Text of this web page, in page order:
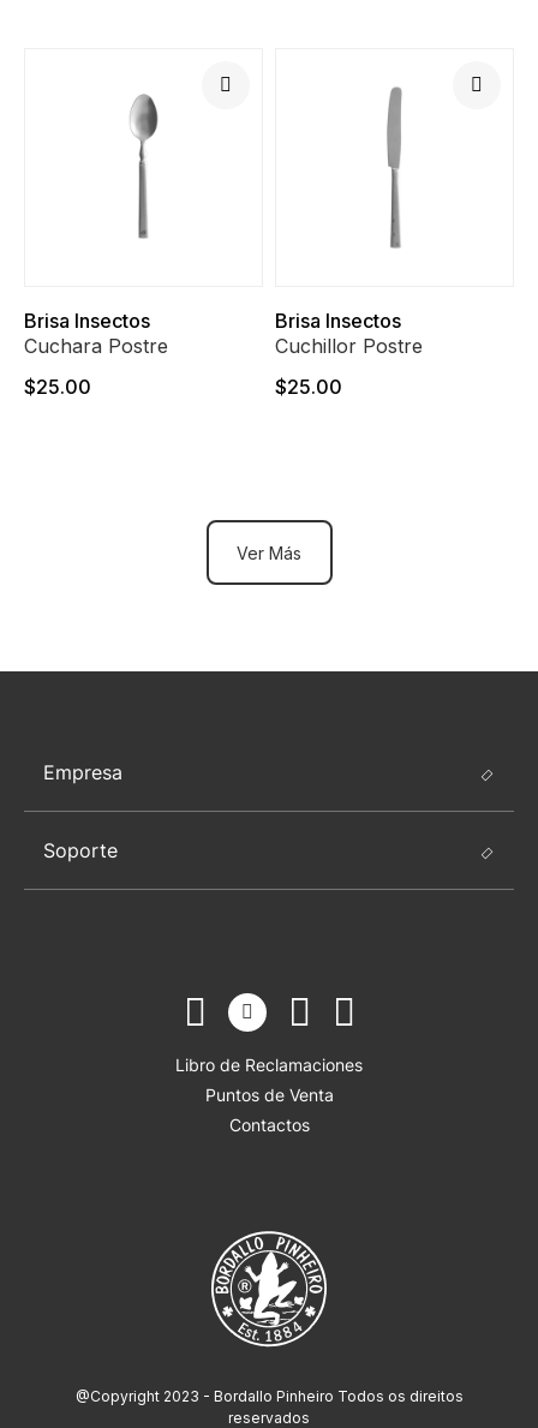
Brisa Insectos
Cuchara Postre
$25.00
Brisa Insectos
Cuchillor Postre
$25.00
Ver Más
Empresa
Soporte
Libro de Reclamaciones
Puntos de Venta
Contactos
@Copyright 2023 - Bordallo Pinheiro Todos os direitos
reservados